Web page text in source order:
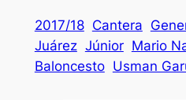
2017/18 Cantera
Juárez Júnior Mario
Baloncesto Usman